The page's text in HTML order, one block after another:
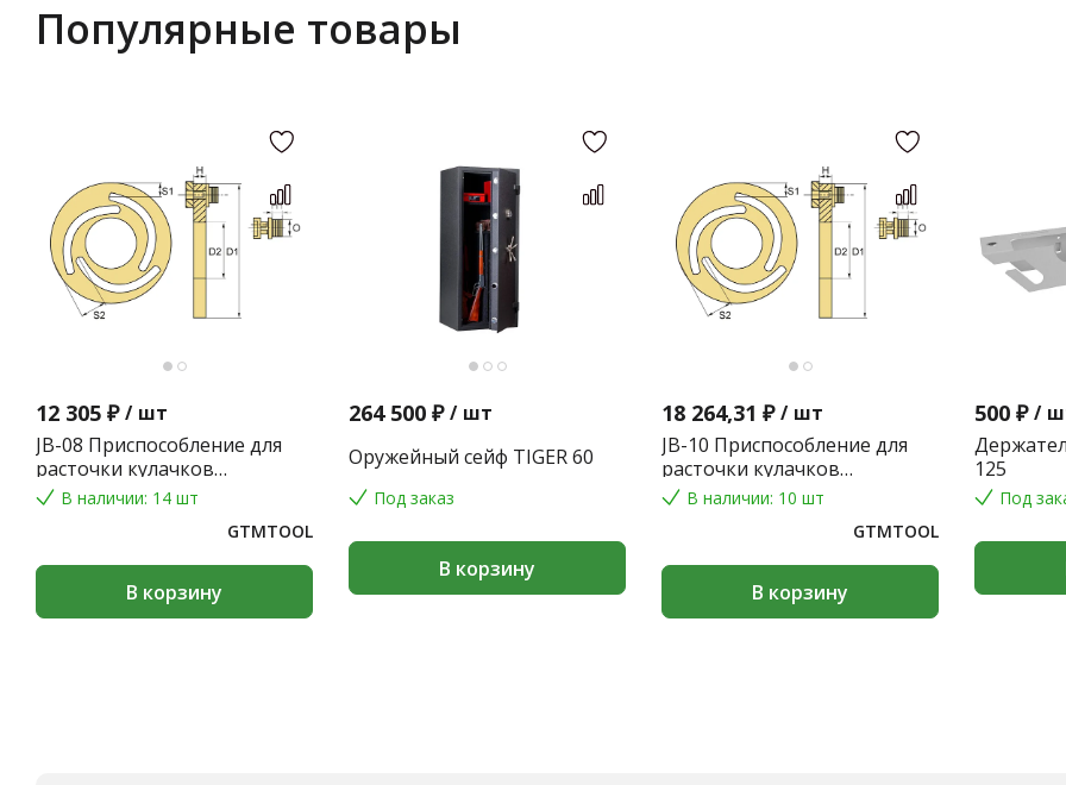
Популярные товары
12 305 ₽ / шт
JB-08 Приспособление для
расточки кулачков
токарного патрона
В наличии: 14 шт
GTMTOOL
В корзину
264 500 ₽ / шт
Оружейный сейф TIGER 60
Под заказ
В корзину
18 264,31 ₽ / шт
JB-10 Приспособление для
расточки кулачков
токарного патрона
В наличии: 10 шт
GTMTOOL
В корзину
500 ₽ /
125
Под